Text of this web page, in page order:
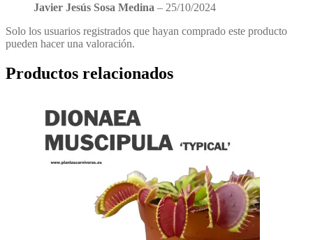
Javier Jesús Sosa Medina – 25/10/2024
Solo los usuarios registrados que hayan comprado este producto
pueden hacer una valoración.
Productos relacionados